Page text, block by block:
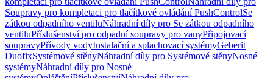
Soupravy pro kompletaci pro tlačítkové ovládání PushControlSe
zátkou odpadního ventiluNáhradní díly pro Se zátkou odpadního
ventiluPříslušenství pro odpadní soupravy pro vanyPřipojovací
soupravyPřívody vodyInstalační a splachovací systémyGeberit
DuofixSystémové stěnyNáhradní díly pro Systémové stěnyNosné
systémyNáhradní díly pro Nosné